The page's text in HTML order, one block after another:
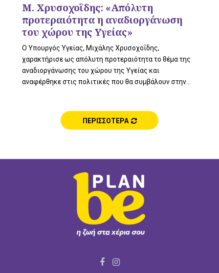
Μ. Χρυσοχοΐδης: «Απόλυτη
προτεραιότητα η αναδιοργάνωση
του χώρου της Υγείας»
Ο Υπουργός Υγείας, Μιχάλης Χρυσοχοΐδης,
χαρακτήρισε ως απόλυτη προτεραιότητα το θέμα της
αναδιοργάνωσης του χώρου της Υγείας και
αναφέρθηκε στις πολιτικές που θα συμβάλουν στην...
ΠΕΡΙΣΣΟΤΕΡΑ
F
I